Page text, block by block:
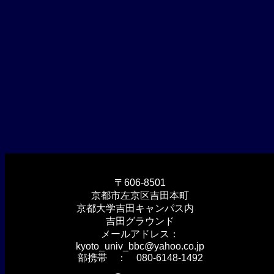
〒606-8501
京都市左京区吉田本町
京都大学吉田キャンパス内
吉田グラウンド
メールアドレス：
kyoto_univ_bbc@yahoo.co.jp
部携帯 ： 080-6148-1492